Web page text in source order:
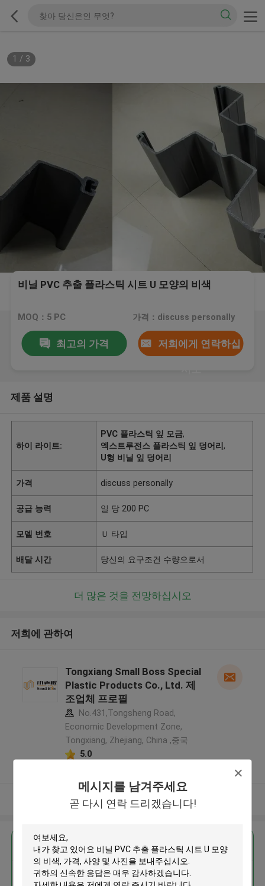
메시지를 남겨주세요
곧 다시 연락 드리겠습니다!
1 / 3
비닐 PVC 추출 플라스틱 시트 U 모양의 비색
MOQ：5 PC 가격：discuss personally
최고의 가격 저희에게 연락하십
제품 설명
하이 라이트:
PVC 플라스틱 잎 모금,
엑스트루전스 플라스틱 잎 덩어리,
U형 비닐 잎 덩어리
가격 discuss personally
공급 능력 일 당 200 PC
모델 번호 Ｕ 타입
배달 시간 당신의 요구조건 수량으로서
더 많은 것을 전망하십시오
저희에 관하여
Tongxiang Small Boss Special
Plastic Products Co., Ltd. 제
조업체 프로필
No.431,Tongsheng Road,
Economic Development Zone,
Tongxiang, Zhejiang, China ,중국
5.0
더 많은 것을 전망하십시오
가장 저렴 한 가격 으로
비닐 PVC 추출 플라스틱 시트 U